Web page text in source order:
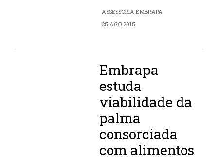
ASSESSORIA EMBRAPA
25 AGO 2015
Embrapa
estuda
viabilidade da
palma
consorciada
com alimentos